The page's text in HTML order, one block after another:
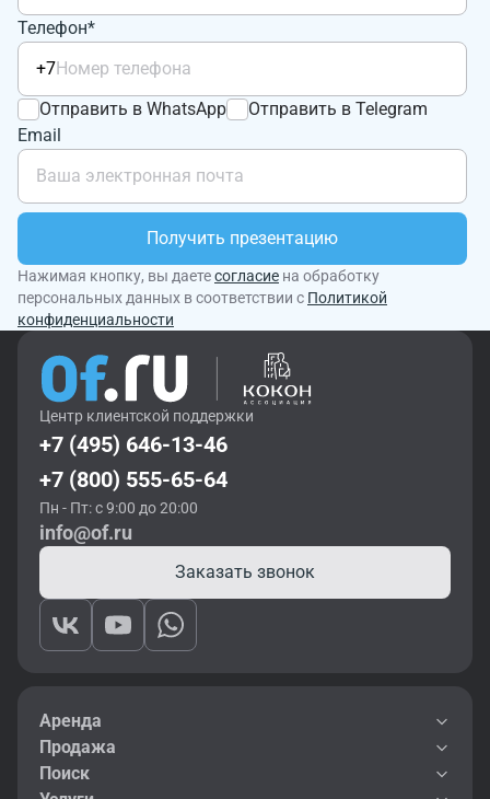
Телефон*
+7
Отправить в WhatsApp
Отправить в Telegram
Email
Получить презентацию
Нажимая кнопку, вы даетесогласие на обработку
персональных данных в соответствии с Политикой
конфиденциальности
Центр клиентской поддержки
+7 (495) 646-13-46
+7 (800) 555-65-64
Пн - Пт: с 9:00 до 20:00
info@of.ru
Заказать звонок
Аренда
Продажа
Поиск